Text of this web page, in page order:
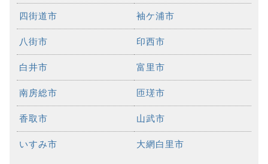
四街道市 袖ケ浦市
八街市 印西市
白井市 富里市
南房総市 匝瑳市
香取市 山武市
いすみ市 大網白里市